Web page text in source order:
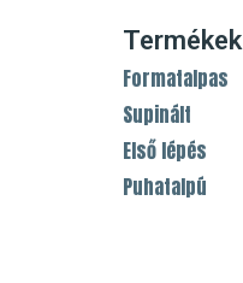
Termékek
Formatalpas
Supinált
Első lépés
Puhatalpú